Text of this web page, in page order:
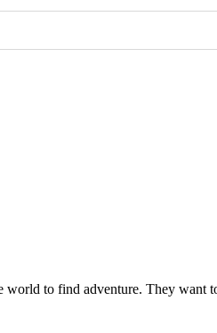
world to find adventure. They want